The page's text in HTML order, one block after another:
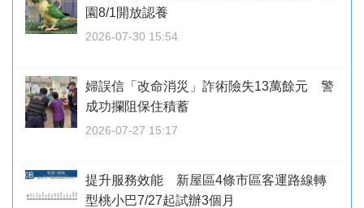
園8/1開放認養
2026-07-30 15:54
婦誤信「改命消災」詐術險失13萬餘元 警
成功攔阻保住積蓄
2026-07-27 15:17
提升服務效能 新屋區4條市區客運路線轉
型桃小巴7/27起試辦3個月